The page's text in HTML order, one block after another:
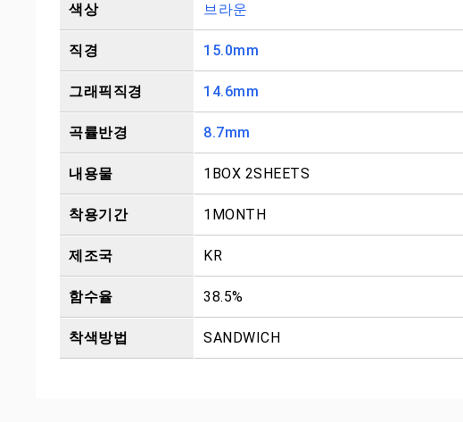
색상 브라운
직경 15.0mm
그래픽직경 14.6mm
곡률반경 8.7mm
내용물 1BOX 2SHEETS
착용기간 1MONTH
제조국 KR
함수율 38.5%
착색방법 SANDWICH